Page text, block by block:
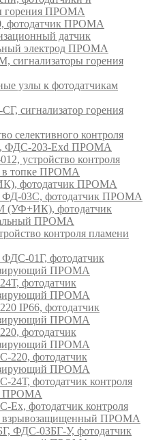
горения ПРОМА
фотодатчик ПРОМА
датчик
электрод ПРОМА
сигнализаторы горения
узлы к фотодатчикам
сигнализатор горения
селективного контроля
ФДС-203-Exd ПРОМА
устройство контроля
в топке ПРОМА
фотодатчик ПРОМА
03С, фотодатчик ПРОМА
(УФ+ИК), фотодатчик
ПРОМА
контроля пламени
01Г, фотодатчик
ПРОМА
фотодатчик
ПРОМА
IP66, фотодатчик
ПРОМА
фотодатчик
ПРОМА
220, фотодатчик
ПРОМА
24Т, фотодатчик контроля
ПРОМА
Ex, фотодатчик контроля
взрывозащищенный ПРОМА
ФДС-03БГ-У, фотодатчик